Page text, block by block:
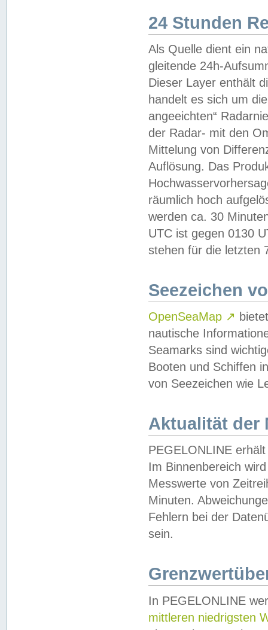
24 Stunden
Als Quelle dient ein
gleitende 24h-
Dieser Layer enthält
handelt es sich um
angeeichten“
der Radar- mit den
Mittelung von
Auflösung. Das
räumlich hoch
werden ca. 30
UTC ist gegen 0130
stehen für die letzten
Seezeichen
OpenSeaMap ↗
nautische
Seamarks sind
Booten und Schiffen
von Seezeichen wie
Aktualität der
PEGELONLINE
Im Binnenbereich
Messwerte von
Minuten.
Fehlern bei der
sein.
In PEGELONLINE
mittleren niedrigsten